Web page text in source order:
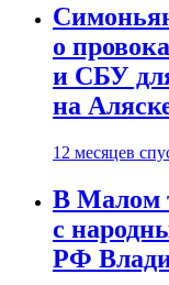
о
и СБУ
на
12 месяцев
В Малом
с
РФ